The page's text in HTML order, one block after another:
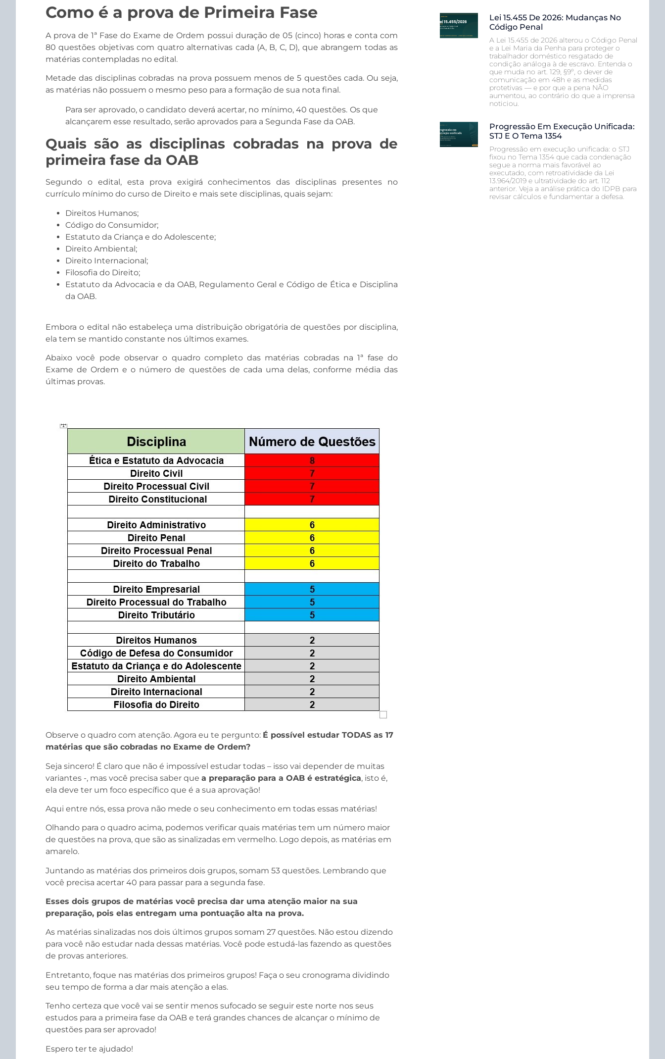
Como é a prova de Primeira Fase
A prova de 1ª Fase do Exame de Ordem possui duração de 05 (cinco) horas e conta com
80 questões objetivas com quatro alternativas cada (A, B, C, D), que abrangem todas as
matérias contempladas no edital.
Metade das disciplinas cobradas na prova possuem menos de 5 questões cada. Ou seja,
as matérias não possuem o mesmo peso para a formação de sua nota final.
Para ser aprovado, o candidato deverá acertar, no mínimo, 40 questões. Os que
alcançarem esse resultado, serão aprovados para a Segunda Fase da OAB.
Quais são as disciplinas cobradas na prova de
primeira fase da OAB
Segundo o edital, esta prova exigirá conhecimentos das disciplinas presentes no
currículo mínimo do curso de Direito e mais sete disciplinas, quais sejam:
Direitos Humanos;
Código do Consumidor;
Estatuto da Criança e do Adolescente;
Direito Ambiental;
Direito Internacional;
Filosofia do Direito;
Estatuto da Advocacia e da OAB, Regulamento Geral e Código de Ética e Disciplina
da OAB.
Embora o edital não estabeleça uma distribuição obrigatória de questões por disciplina,
ela tem se mantido constante nos últimos exames.
Abaixo você pode observar o quadro completo das matérias cobradas na 1ª fase do
Exame de Ordem e o número de questões de cada uma delas, conforme média das
últimas provas.
Observe o quadro com atenção. Agora eu te pergunto: É possível estudar TODAS as 17
matérias que são cobradas no Exame de Ordem?
Seja sincero! É claro que não é impossível estudar todas – isso vai depender de muitas
variantes -, mas você precisa saber que a preparação para a OAB é estratégica, isto é,
ela deve ter um foco específico que é a sua aprovação!
Aqui entre nós, essa prova não mede o seu conhecimento em todas essas matérias!
Olhando para o quadro acima, podemos verificar quais matérias tem um número maior
de questões na prova, que são as sinalizadas em vermelho. Logo depois, as matérias em
amarelo.
Juntando as matérias dos primeiros dois grupos, somam 53 questões. Lembrando que
você precisa acertar 40 para passar para a segunda fase.
Esses dois grupos de matérias você precisa dar uma atenção maior na sua
preparação, pois elas entregam uma pontuação alta na prova.
As matérias sinalizadas nos dois últimos grupos somam 27 questões. Não estou dizendo
para você não estudar nada dessas matérias. Você pode estudá-las fazendo as questões
de provas anteriores.
Entretanto, foque nas matérias dos primeiros grupos! Faça o seu cronograma dividindo
seu tempo de forma a dar mais atenção a elas.
Tenho certeza que você vai se sentir menos sufocado se seguir este norte nos seus
estudos para a primeira fase da OAB e terá grandes chances de alcançar o mínimo de
questões para ser aprovado!
Espero ter te ajudado!
Lei 15.455 De 2026: Mudanças No
Código Penal
A Lei 15.455 de 2026 alterou o Código Penal
e a Lei Maria da Penha para proteger o
trabalhador doméstico resgatado de
condição análoga à de escravo. Entenda o
que muda no art. 129, §9º, o dever de
comunicação em 48h e as medidas
protetivas — e por que a pena NÃO
aumentou, ao contrário do que a imprensa
noticiou.
Progressão Em Execução Unificada:
STJ E O Tema 1354
Progressão em execução unificada: o STJ
fixou no Tema 1354 que cada condenação
segue a norma mais favorável ao
executado, com retroatividade da Lei
13.964/2019 e ultratividade do art. 112
anterior. Veja a análise prática do IDPB para
revisar cálculos e fundamentar a defesa.